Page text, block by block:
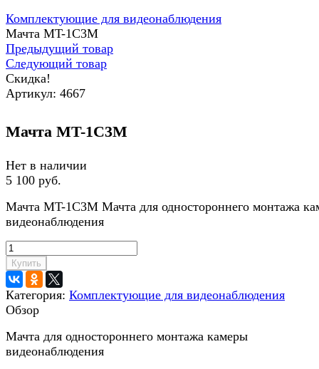
Комплектующие для видеонаблюдения
Мачта MT-1C3M
Предыдущий товар
Следующий товар
Скидка!
Артикул: 4667
Мачта MT-1C3M
Нет в наличии
5 100 руб.
Мачта MT-1C3M Мачта для одностороннего монтажа
видеонаблюдения
Купить
Категория: Комплектующие для видеонаблюдения
Обзор
Мачта для одностороннего монтажа камеры
видеонаблюдения